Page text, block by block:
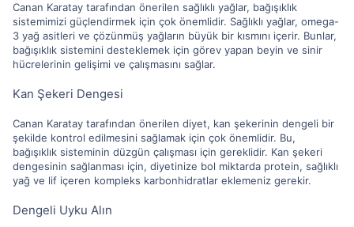
Canan Karatay tarafından önerilen sağlıklı yağlar, bağışıklık
sistemimizi güçlendirmek için çok önemlidir. Sağlıklı yağlar, omega-
3 yağ asitleri ve çözünmüş yağların büyük bir kısmını içerir. Bunlar,
bağışıklık sistemini desteklemek için görev yapan beyin ve sinir
hücrelerinin gelişimi ve çalışmasını sağlar.
Kan Şekeri Dengesi
Canan Karatay tarafından önerilen diyet, kan şekerinin dengeli bir
şekilde kontrol edilmesini sağlamak için çok önemlidir. Bu,
bağışıklık sisteminin düzgün çalışması için gereklidir. Kan şekeri
dengesinin sağlanması için, diyetinize bol miktarda protein, sağlıklı
yağ ve lif içeren kompleks karbonhidratlar eklemeniz gerekir.
Dengeli Uyku Alın